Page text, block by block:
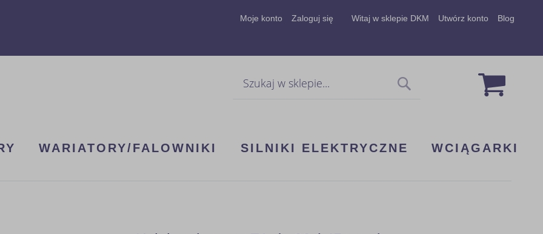
Moje konto Zaloguj się Witaj w sklepie DKM Utwórz konto Blog
Mój
WARIATORY/FALOWNIKI SILNIKI ELEKTRYCZNE WCIĄGARKI